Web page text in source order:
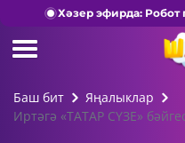
Хәзер эфирда: Робот
Баш бит
Яңалыклар
Иртәгә «ТАТАР СҮЗЕ»